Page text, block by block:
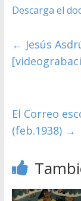
Descarga el
← Jesús
El Correo
(feb.1938) →